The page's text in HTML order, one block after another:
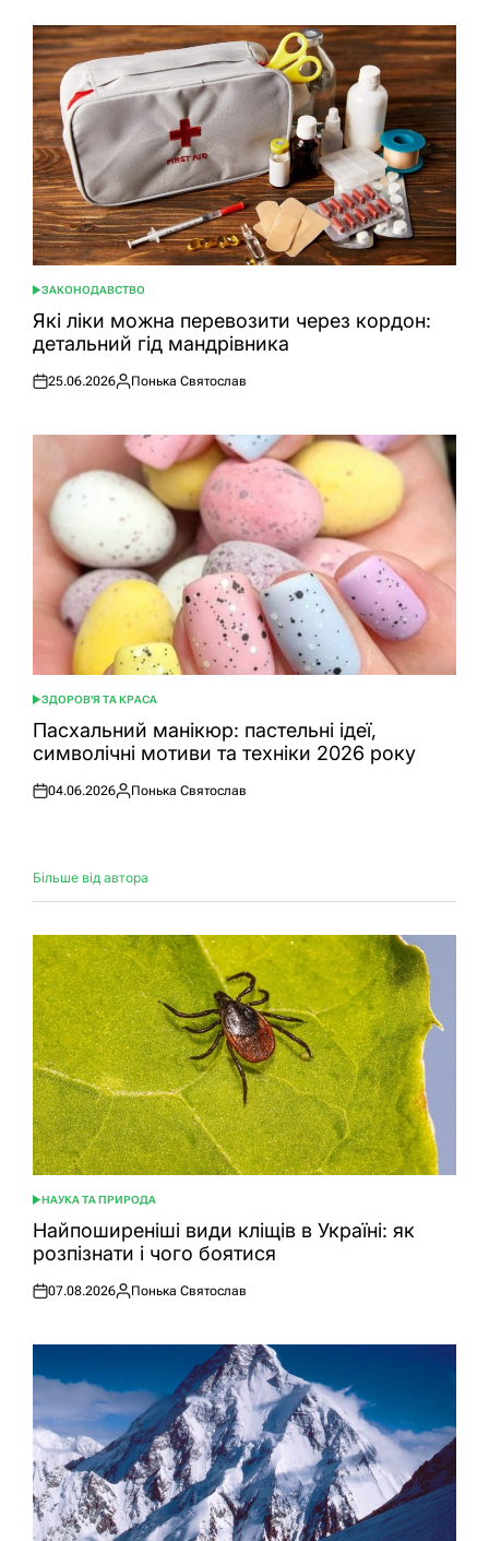
ОПУБЛІКУВАТИ
У
ЗАКОНОДАВСТВО
Які ліки можна перевозити через кордон:
детальний гід мандрівника
Оприлюднено
25.06.2026
Опубліковано
Понька Святослав
ОПУБЛІКУВАТИ
У
ЗДОРОВ'Я ТА КРАСА
Пасхальний манікюр: пастельні ідеї,
символічні мотиви та техніки 2026 року
Оприлюднено
04.06.2026
Опубліковано
Понька Святослав
Більше від автора
ОПУБЛІКУВАТИ
У
НАУКА ТА ПРИРОДА
Найпоширеніші види кліщів в Україні: як
розпізнати і чого боятися
Оприлюднено
07.08.2026
Опубліковано
Понька Святослав